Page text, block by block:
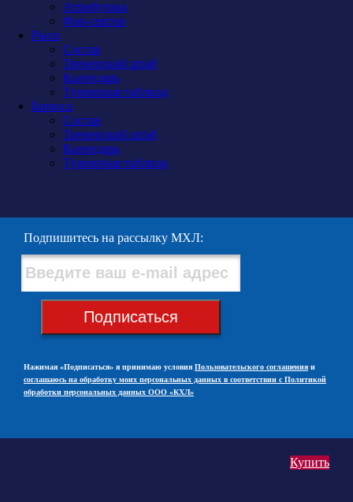
Купить
Атрибутика
Фан-сектор
Рыси
Состав
Тренерский штаб
Календарь
Турнирная таблица
Бирюса
Состав
Тренерский штаб
Календарь
Турнирная таблица
Подпишитесь на рассылку МХЛ:
Подписаться
Нажимая «Подписаться» я принимаю условия Пользовательского соглашения и
соглашаюсь на обработку моих персональных данных в соответствии с Политикой
обработки персональных данных ООО «КХЛ»